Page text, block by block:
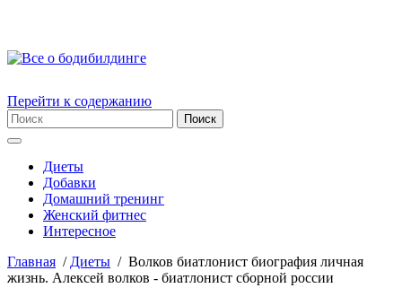
Перейти к содержанию
Диеты
Добавки
Домашний тренинг
Женский фитнес
Интересное
Главная / Диеты / Волков биатлонист биография личная
жизнь. Алексей волков - биатлонист сборной россии